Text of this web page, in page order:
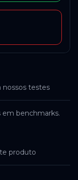
testes
em benchmarks.
produto